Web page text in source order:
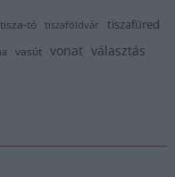
tisza-tó tiszaföldvár tiszafüred
vasút vonat választás